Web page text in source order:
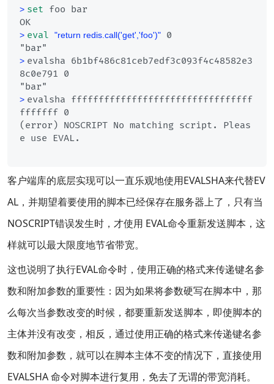
> set foo bar
> eval "return redis.call('get','foo')" 0
> evalsha 6b1bf486c81ceb7edf3c093f4c48582e3
8c0e791 0
> evalsha fffffffffffffffffffffffffffffffff
fffffff 0
(error) NOSCRIPT No matching script. Pleas
客户端库的底层实现可以一直乐观地使用EVALSHA来代替EV
AL，并期望着要使用的脚本已经保存在服务器上了，只有当
NOSCRIPT错误发生时，才使用 EVAL命令重新发送脚本，这
样就可以最大限度地节省带宽。
这也说明了执行EVAL命令时，使用正确的格式来传递键名参
数和附加参数的重要性：因为如果将参数硬写在脚本中，那
么每次当参数改变的时候，都要重新发送脚本，即使脚本的
主体并没有改变，相反，通过使用正确的格式来传递键名参
数和附加参数，就可以在脚本主体不变的情况下，直接使用
EVALSHA 命令对脚本进行复用，免去了无谓的带宽消耗。